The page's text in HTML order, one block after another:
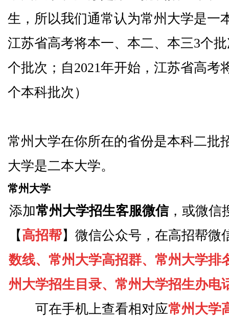
生，所以我们通常认为常州大学是一
江苏省高考将本一、本二、本三3个
个批次；自2021年开始，江苏省高考
个本科批次）
常州大学在你所在的省份是本科二批
大学是二本大学。
常州大学
添加常州大学招生客服微信，或微信
【 高招帮】微信公众号，在高招帮微
数线、常州大学高招群、常州大学排
州大学招生目录、常州大学招生办电
可在手机上查看相对应常州大学